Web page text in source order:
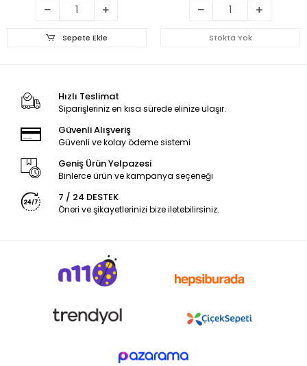
Sepete Ekle Stokta Yok
Hızlı Teslimat
Siparişleriniz en kısa sürede elinize ulaşır.
Güvenli Alışveriş
Güvenli ve kolay ödeme sistemi
Geniş Ürün Yelpazesi
Binlerce ürün ve kampanya seçeneği
7 / 24 DESTEK
Öneri ve şikayetlerinizi bize iletebilirsiniz.